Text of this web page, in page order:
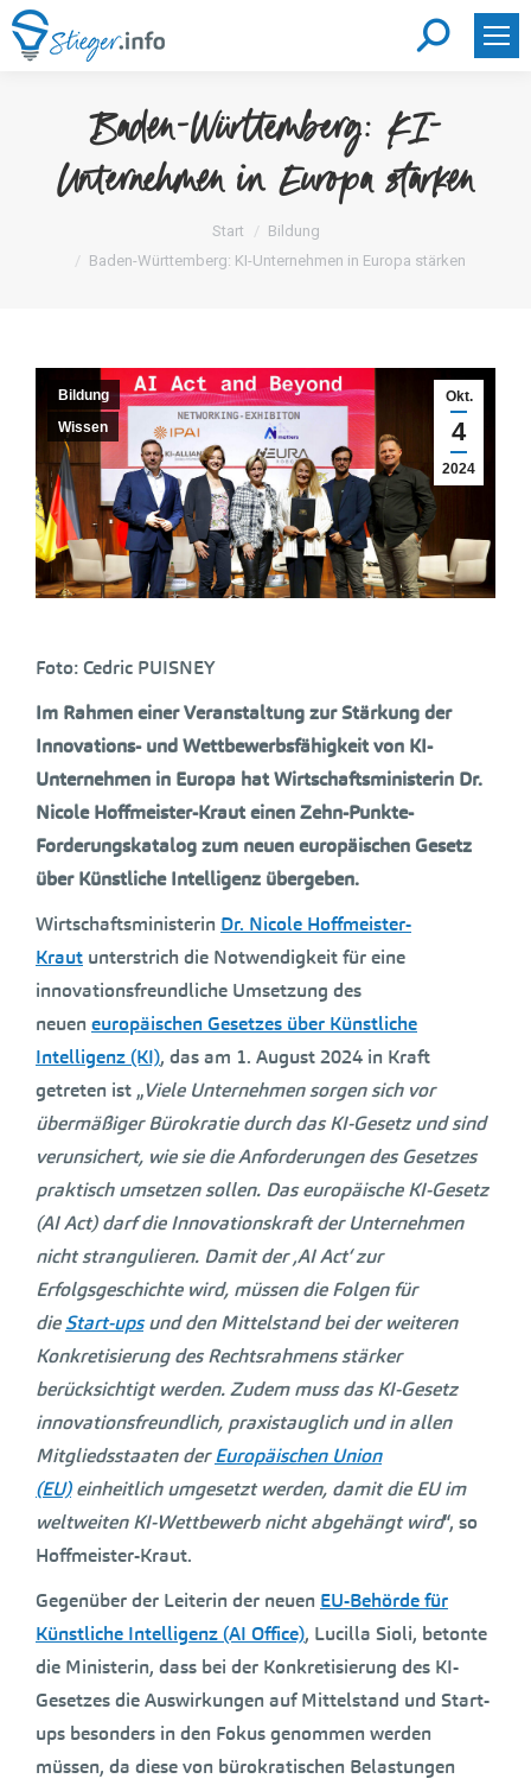
Search:
Baden-Württemberg: KI-
Unternehmen in Europa stärken
Sie befinden sich hier:Start
Bildung
Baden-Württemberg: KI-Unternehmen in Europa stärken
Okt.
4
2024
Bildung
Wissen
Foto: Cedric PUISNEY
Im Rahmen einer Veranstaltung zur Stärkung der
Innovations- und Wettbewerbsfähigkeit von KI-
Unternehmen in Europa hat Wirtschaftsministerin Dr.
Nicole Hoffmeister-Kraut einen Zehn-Punkte-
Forderungskatalog zum neuen europäischen Gesetz
über Künstliche Intelligenz übergeben.
Wirtschaftsministerin Dr. Nicole Hoffmeister-
Kraut unterstrich die Notwendigkeit für eine
innovationsfreundliche Umsetzung des
neuen europäischen Gesetzes über Künstliche
Intelligenz (KI), das am 1. August 2024 in Kraft
getreten ist „Viele Unternehmen sorgen sich vor
übermäßiger Bürokratie durch das KI-Gesetz und sind
verunsichert, wie sie die Anforderungen des Gesetzes
praktisch umsetzen sollen. Das europäische KI-Gesetz
(AI Act) darf die Innovationskraft der Unternehmen
nicht strangulieren. Damit der ‚AI Act‘ zur
Erfolgsgeschichte wird, müssen die Folgen für
dieStart-upsund den Mittelstand bei der weiteren
Konkretisierung des Rechtsrahmens stärker
berücksichtigt werden. Zudem muss das KI-Gesetz
innovationsfreundlich, praxistauglich und in allen
Mitgliedsstaaten derEuropäischen Union
(EU)einheitlich umgesetzt werden, damit die EU im
weltweiten KI-Wettbewerb nicht abgehängt wird“, so
Hoffmeister-Kraut.
Gegenüber der Leiterin der neuen EU-Behörde für
Künstliche Intelligenz (AI Office), Lucilla Sioli, betonte
die Ministerin, dass bei der Konkretisierung des KI-
Gesetzes die Auswirkungen auf Mittelstand und Start-
ups besonders in den Fokus genommen werden
müssen, da diese von bürokratischen Belastungen